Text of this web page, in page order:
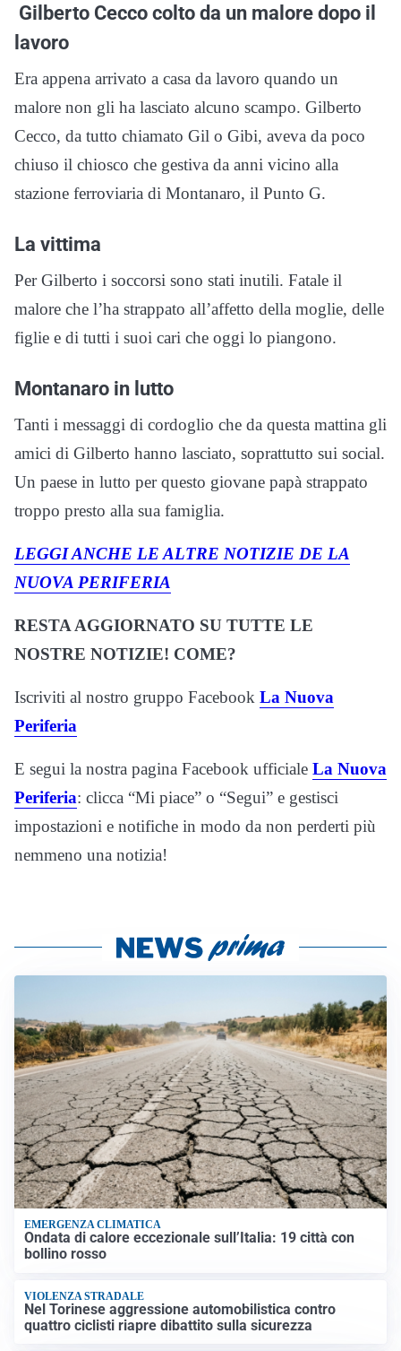
Gilberto Cecco colto da un malore dopo il
lavoro
Era appena arrivato a casa da lavoro quando un
malore non gli ha lasciato alcuno scampo. Gilberto
Cecco, da tutto chiamato Gil o Gibi, aveva da poco
chiuso il chiosco che gestiva da anni vicino alla
stazione ferroviaria di Montanaro, il Punto G.
La vittima
Per Gilberto i soccorsi sono stati inutili. Fatale il
malore che l’ha strappato all’affetto della moglie, delle
figlie e di tutti i suoi cari che oggi lo piangono.
Montanaro in lutto
Tanti i messaggi di cordoglio che da questa mattina gli
amici di Gilberto hanno lasciato, soprattutto sui social.
Un paese in lutto per questo giovane papà strappato
troppo presto alla sua famiglia.
LEGGI ANCHE LE ALTRE NOTIZIE DE LA
NUOVA PERIFERIA
RESTA AGGIORNATO SU TUTTE LE
NOSTRE NOTIZIE! COME?
Iscriviti al nostro gruppo Facebook La Nuova
Periferia
E segui la nostra pagina Facebook ufficiale La Nuova
Periferia: clicca “Mi piace” o “Segui” e gestisci
impostazioni e notifiche in modo da non perderti più
nemmeno una notizia!
EMERGENZA CLIMATICA
Ondata di calore eccezionale sull’Italia: 19 città con
bollino rosso
VIOLENZA STRADALE
Nel Torinese aggressione automobilistica contro
quattro ciclisti riapre dibattito sulla sicurezza